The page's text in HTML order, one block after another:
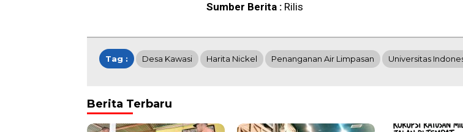
Sumber Berita : Rilis
Tag : Desa Kawasi Harita Nickel Penanganan Air Limpasan Universitas
Berita Terbaru